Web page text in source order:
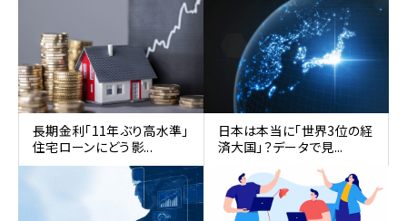
長期金利「11年ぶり高水準」
住宅ローンにどう影...
日本は本当に「世界3位の経
済大国」？データで見...